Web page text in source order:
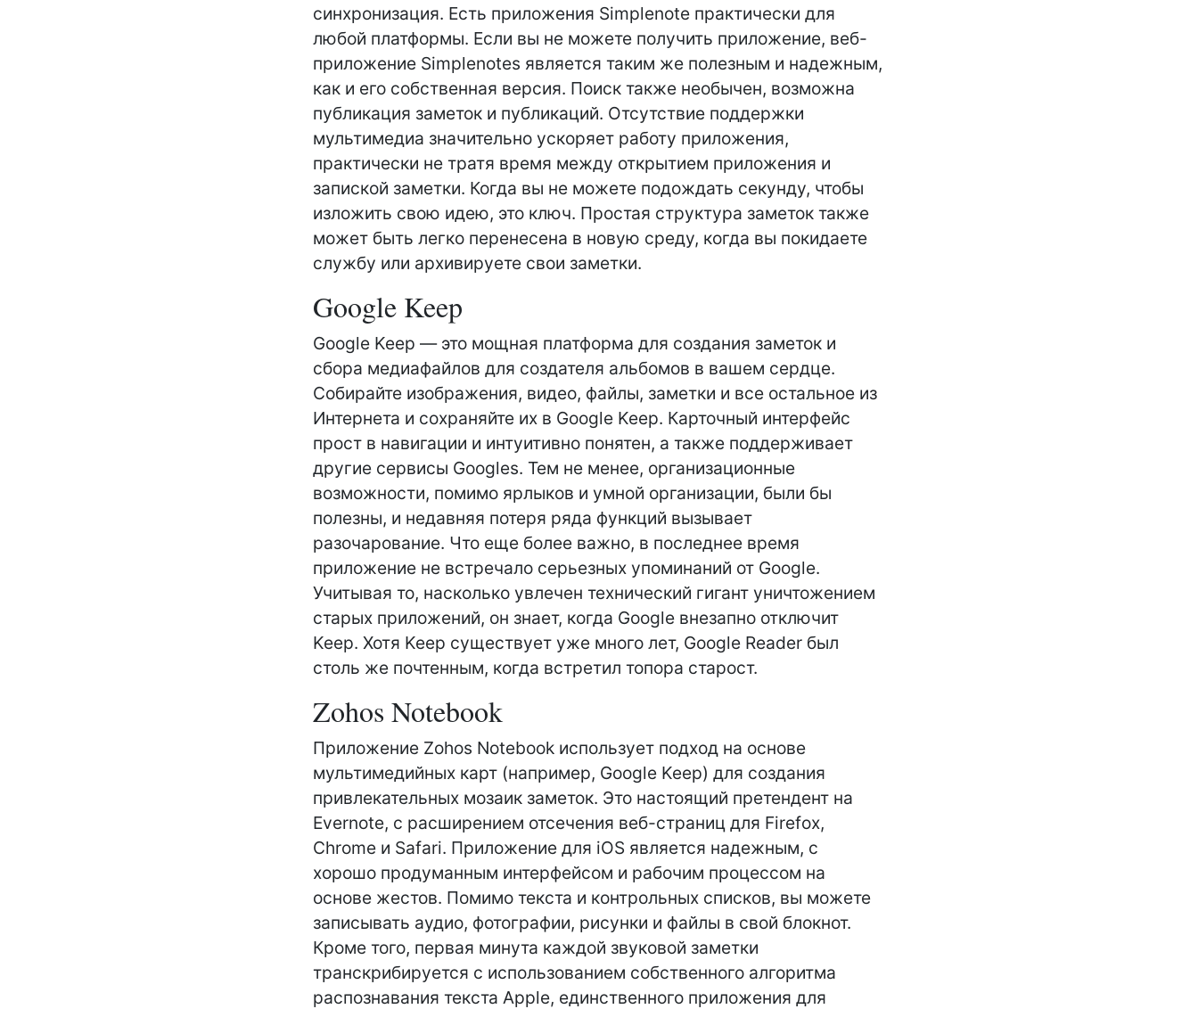
синхронизация. Есть приложения Simplenote практически для
любой платформы. Если вы не можете получить приложение, веб-
приложение Simplenotes является таким же полезным и надежным,
как и его собственная версия. Поиск также необычен, возможна
публикация заметок и публикаций. Отсутствие поддержки
мультимедиа значительно ускоряет работу приложения,
практически не тратя время между открытием приложения и
запиской заметки. Когда вы не можете подождать секунду, чтобы
изложить свою идею, это ключ. Простая структура заметок также
может быть легко перенесена в новую среду, когда вы покидаете
службу или архивируете свои заметки.
Google Keep
Google Keep — это мощная платформа для создания заметок и
сбора медиафайлов для создателя альбомов в вашем сердце.
Собирайте изображения, видео, файлы, заметки и все остальное из
Интернета и сохраняйте их в Google Keep. Карточный интерфейс
прост в навигации и интуитивно понятен, а также поддерживает
другие сервисы Googles. Тем не менее, организационные
возможности, помимо ярлыков и умной организации, были бы
полезны, и недавняя потеря ряда функций вызывает
разочарование. Что еще более важно, в последнее время
приложение не встречало серьезных упоминаний от Google.
Учитывая то, насколько увлечен технический гигант уничтожением
старых приложений, он знает, когда Google внезапно отключит
Keep. Хотя Keep существует уже много лет, Google Reader был
столь же почтенным, когда встретил топора старост.
Zohos Notebook
Приложение Zohos Notebook использует подход на основе
мультимедийных карт (например, Google Keep) для создания
привлекательных мозаик заметок. Это настоящий претендент на
Evernote, с расширением отсечения веб-страниц для Firefox,
Chrome и Safari. Приложение для iOS является надежным, с
хорошо продуманным интерфейсом и рабочим процессом на
основе жестов. Помимо текста и контрольных списков, вы можете
записывать аудио, фотографии, рисунки и файлы в свой блокнот.
Кроме того, первая минута каждой звуковой заметки
транскрибируется с использованием собственного алгоритма
распознавания текста Apple, единственного приложения для